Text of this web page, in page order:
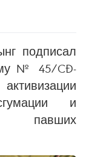
подписал
№ 45/CĐ-
и
павших